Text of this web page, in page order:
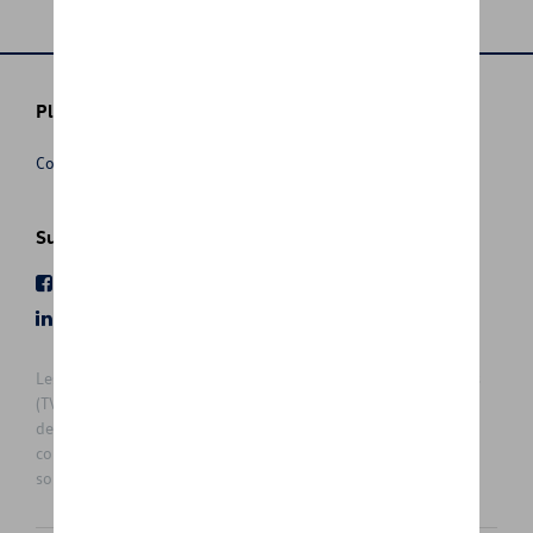
Plus d'informations
Conditions de vente
Suivez nous
Les prix affichés sur le présent site sont des prix recommandés
(TVAc), hors éventuels frais de montage. Pour connaitre le prix
de vente actuel et les éventuels frais de montage, veuillez
contacter votre concessionnaire/agent. Les prix recommandés
sont sujets à des changements sans préavis.